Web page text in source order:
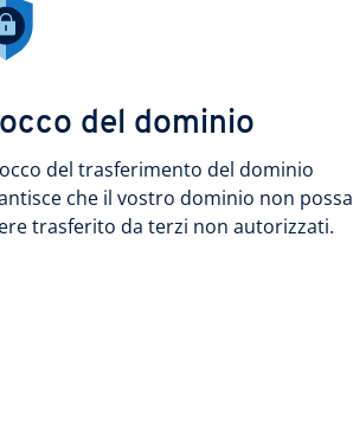
del dominio
del trasferimento del dominio
che il vostro dominio non possa
trasferito da terzi non autorizzati.